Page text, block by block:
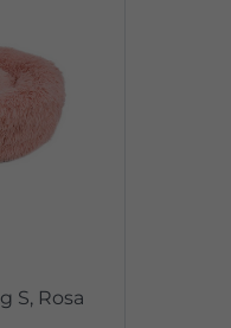
S, Rosa